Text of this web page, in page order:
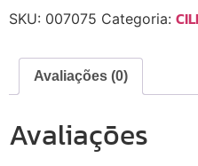
SKU: 007075 Categoria:
Avaliações (0)
Avaliações